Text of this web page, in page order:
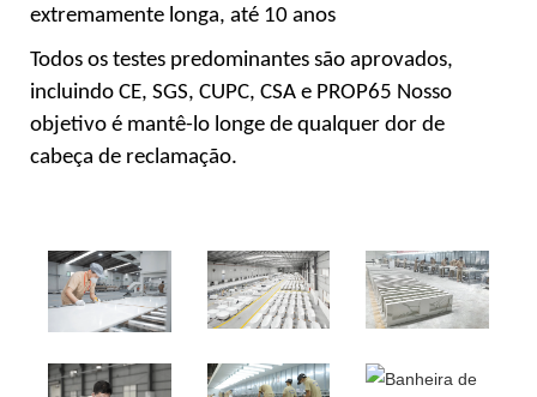
extremamente longa, até 10 anos
Todos os testes predominantes são aprovados,
incluindo CE, SGS, CUPC, CSA e PROP65 Nosso
objetivo é mantê-lo longe de qualquer dor de
cabeça de reclamação.